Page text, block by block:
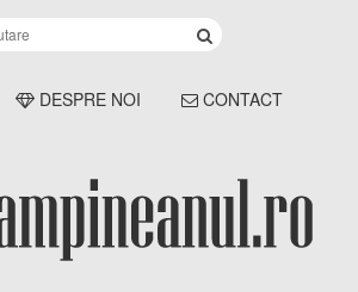
DESPRE NOI CONTACT